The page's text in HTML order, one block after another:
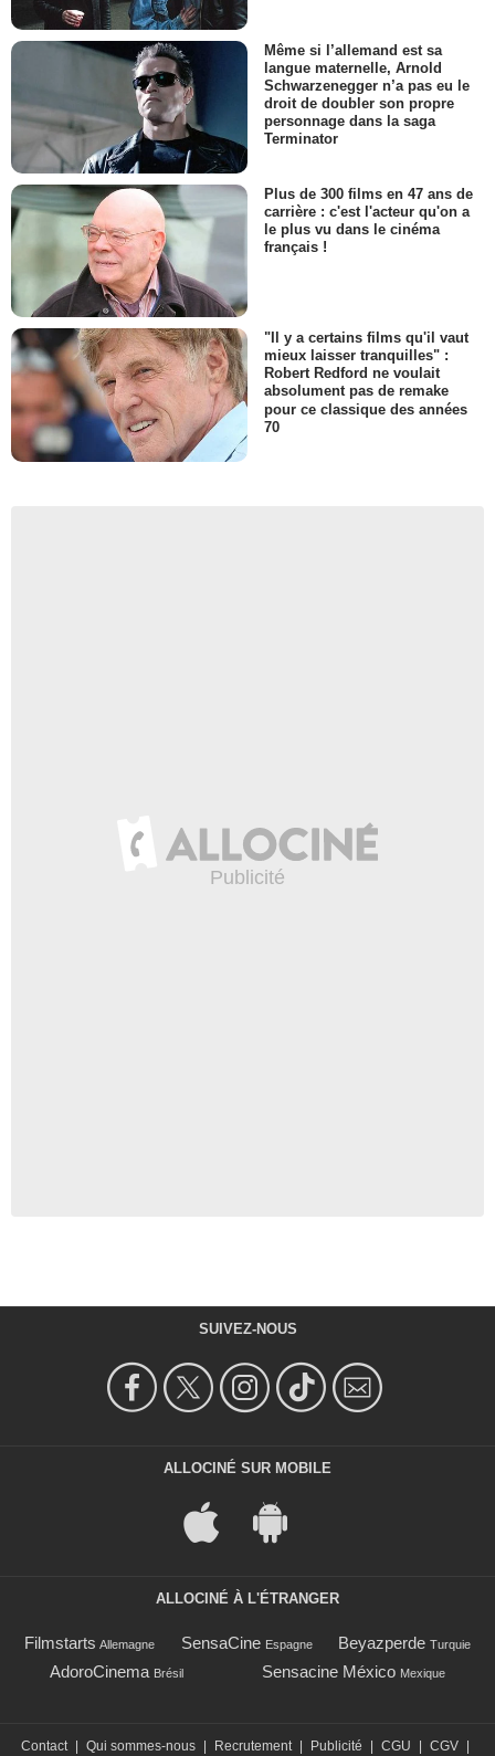
Même si l’allemand est sa
langue maternelle, Arnold
Schwarzenegger n’a pas eu le
droit de doubler son propre
personnage dans la saga
Terminator
Plus de 300 films en 47 ans de
carrière : c'est l'acteur qu'on a
le plus vu dans le cinéma
français !
"Il y a certains films qu'il vaut
mieux laisser tranquilles" :
Robert Redford ne voulait
absolument pas de remake
pour ce classique des années
70
SUIVEZ-NOUS
ALLOCINÉ SUR MOBILE
ALLOCINÉ À L'ÉTRANGER
Filmstarts Allemagne SensaCine Espagne Beyazperde Turquie
AdoroCinema Brésil Sensacine México Mexique
Contact | Qui sommes-nous | Recrutement | Publicité | CGU | CGV |